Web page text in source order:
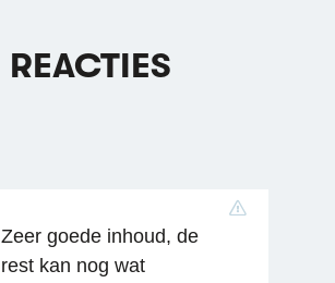
REACTIES
Zeer goede inhoud, de
rest kan nog wat